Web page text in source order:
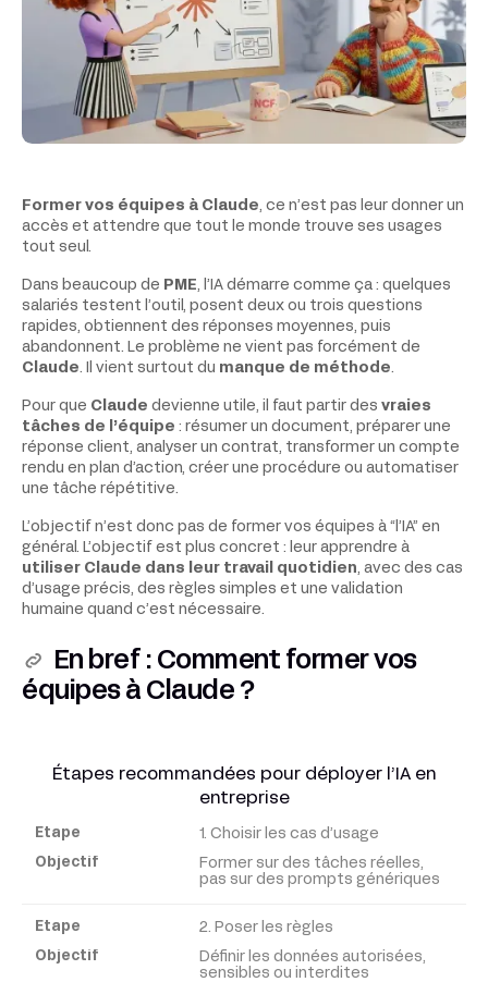
Former vos équipes à Claude, ce n’est pas leur donner un
accès et attendre que tout le monde trouve ses usages
tout seul.
Dans beaucoup de PME, l’IA démarre comme ça : quelques
salariés testent l’outil, posent deux ou trois questions
rapides, obtiennent des réponses moyennes, puis
abandonnent. Le problème ne vient pas forcément de
Claude. Il vient surtout du manque de méthode.
Pour que Claude devienne utile, il faut partir des vraies
tâches de l’équipe : résumer un document, préparer une
réponse client, analyser un contrat, transformer un compte
rendu en plan d’action, créer une procédure ou automatiser
une tâche répétitive.
L’objectif n’est donc pas de former vos équipes à “l’IA” en
général. L’objectif est plus concret : leur apprendre à
utiliser Claude dans leur travail quotidien, avec des cas
d’usage précis, des règles simples et une validation
humaine quand c’est nécessaire.
En bref : Comment former vos
équipes à Claude ?
Étapes recommandées pour déployer l’IA en
entreprise
Étape 1. Choisir les cas d’usage
Former sur des tâches réelles,
pas sur des prompts génériques
2. Poser les règles
Définir les données autorisées,
sensibles ou interdites